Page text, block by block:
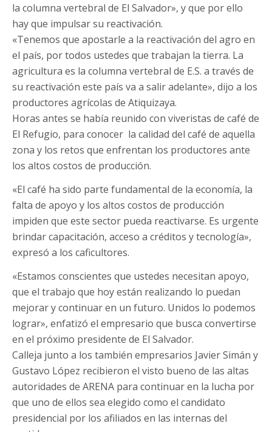
la columna vertebral de El Salvador», y que por ello
hay que impulsar su reactivación.
«Tenemos que apostarle a la reactivación del agro en
el país, por todos ustedes que trabajan la tierra. La
agricultura es la columna vertebral de E.S. a través de
su reactivación este país va a salir adelante», dijo a los
productores agrícolas de Atiquizaya.
Horas antes se había reunido con viveristas de café de
El Refugio, para conocer la calidad del café de aquella
zona y los retos que enfrentan los productores ante
los altos costos de producción.
«El café ha sido parte fundamental de la economía, la
falta de apoyo y los altos costos de producción
impiden que este sector pueda reactivarse. Es urgente
brindar capacitación, acceso a créditos y tecnología»,
expresó a los caficultores.
«Estamos conscientes que ustedes necesitan apoyo,
que el trabajo que hoy están realizando lo puedan
mejorar y continuar en un futuro. Unidos lo podemos
lograr», enfatizó el empresario que busca convertirse
en el próximo presidente de El Salvador.
Calleja junto a los también empresarios Javier Simán y
Gustavo López recibieron el visto bueno de las altas
autoridades de ARENA para continuar en la lucha por
que uno de ellos sea elegido como el candidato
presidencial por los afiliados en las internas del